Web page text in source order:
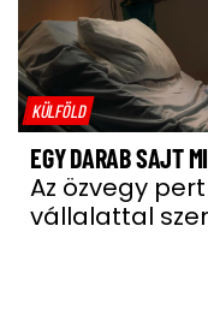
KÜLFÖLD
EGY DARAB SAJT
Az özvegy
vállalattal